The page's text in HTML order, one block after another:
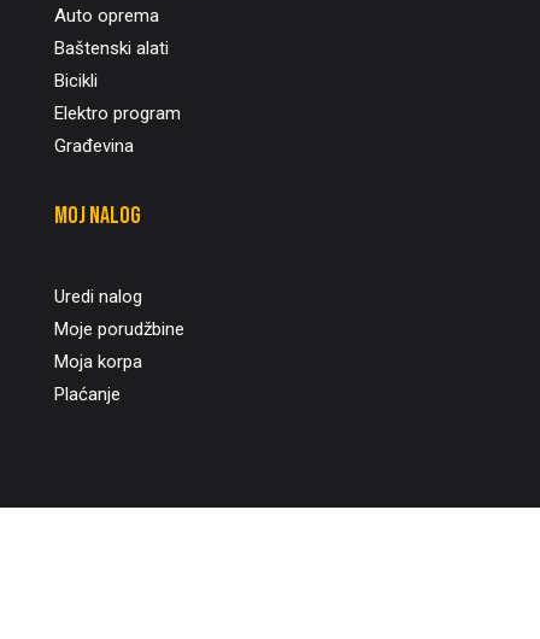
Auto oprema
Baštenski alati
Bicikli
Elektro program
Građevina
Moj nalog
Uredi nalog
Moje porudžbine
Moja korpa
Plaćanje